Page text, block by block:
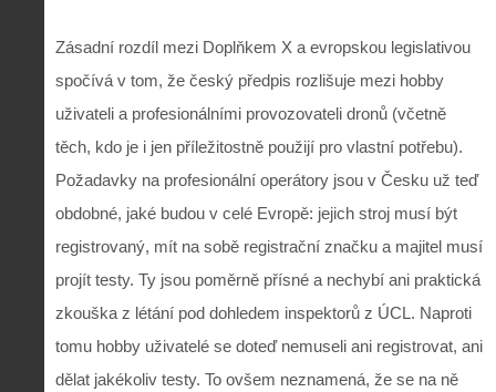
Zásadní rozdíl mezi Doplňkem X a evropskou legislativou
spočívá v tom, že český předpis rozlišuje mezi hobby
uživateli a profesionálními provozovateli dronů (včetně
těch, kdo je i jen příležitostně použijí pro vlastní potřebu).
Požadavky na profesionální operátory jsou v Česku už teď
obdobné, jaké budou v celé Evropě: jejich stroj musí být
registrovaný, mít na sobě registrační značku a majitel musí
projít testy. Ty jsou poměrně přísné a nechybí ani praktická
zkouška z létání pod dohledem inspektorů z ÚCL. Naproti
tomu hobby uživatelé se doteď nemuseli ani registrovat, ani
dělat jakékoliv testy. To ovšem neznamená, že se na ně